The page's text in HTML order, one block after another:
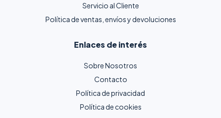
Servicio al Cliente
Política de ventas, envíos y devoluciones
Enlaces de interés
Sobre Nosotros
Contacto
Política de privacidad
Política de cookies